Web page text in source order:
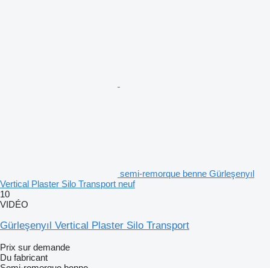
semi-remorque benne Gürleşenyıl
Vertical Plaster Silo Transport neuf
10
VIDÉO
Gürleşenyıl Vertical Plaster Silo Transport
Prix sur demande
Du fabricant